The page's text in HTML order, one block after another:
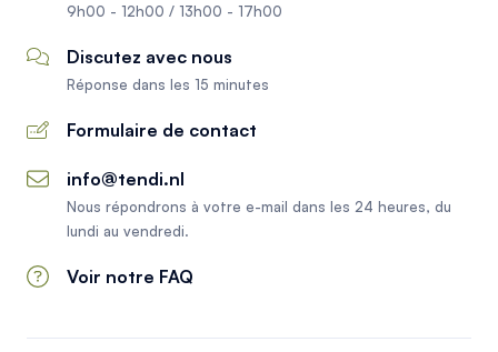
9h00 - 12h00 / 13h00 - 17h00
Discutez avec nous
Réponse dans les 15 minutes
Formulaire de contact
info@tendi.nl
Nous répondrons à votre e-mail dans les 24 heures, du
lundi au vendredi.
Voir notre FAQ